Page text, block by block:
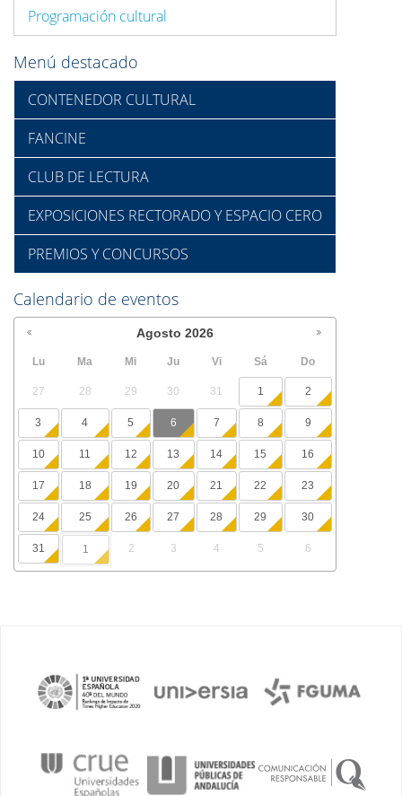
Programación cultural
Menú destacado
CONTENEDOR CULTURAL
FANCINE
CLUB DE LECTURA
EXPOSICIONES RECTORADO Y ESPACIO CERO
PREMIOS Y CONCURSOS
Calendario de eventos
Agosto 2026
Lu Ma Mi Ju Vi Sá Do
27 28 29 30 31 1 2
3 4 5 6 7 8 9
10 11 12 13 14 15 16
17 18 19 20 21 22 23
24 25 26 27 28 29 30
31 1 2 3 4 5 6